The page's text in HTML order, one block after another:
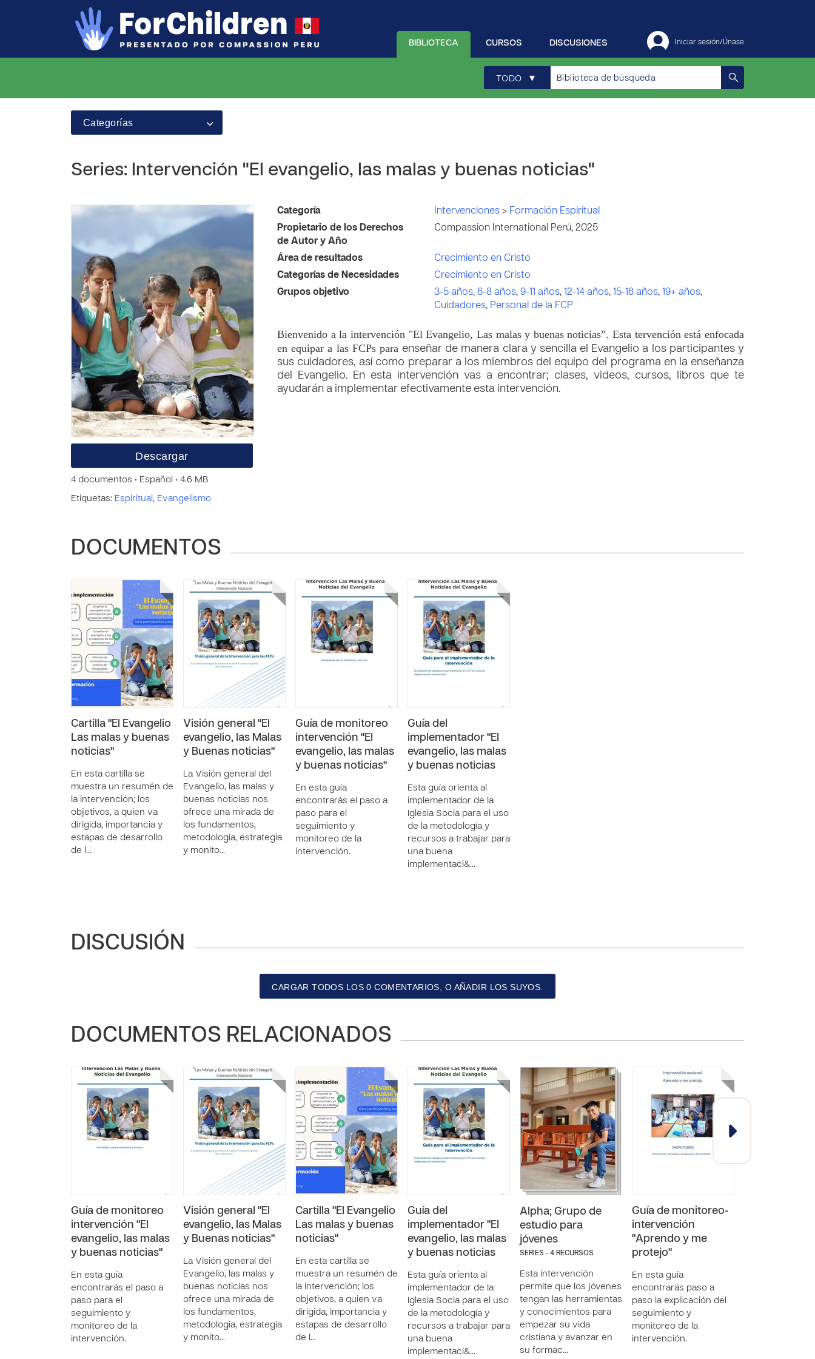
Iniciar sesión/Únase
DISCUSIONES
CURSOS
BIBLIOTECA
TODO ▾
Categorías
Series: Intervención "El evangelio, las malas y buenas noticias"
Descargar
4 documentos • Español • 4.6 MB
Etiquetas: Espiritual , Evangelismo
Categoría Intervenciones > Formación Espiritual
Propietario de los Derechos
de Autor y Año
Compassion International Perú, 2025
Área de resultados
Crecimiento en Cristo
Categorías de Necesidades
Crecimiento en Cristo
Grupos objetivo
3-5 años, 6-8 años, 9-11 años, 12-14 años, 15-18 años, 19+ años,
Cuidadores, Personal de la FCP
Bienvenido a la intervención "El Evangelio, Las malas y buenas noticias”. Esta tervención está enfocada
en equipar a las FCPs para enseñar de manera clara y sencilla el Evangelio a los participantes y
sus cuidadores, así como preparar a los miembros del equipo del programa en la enseñanza
del Evangelio. En esta intervención vas a encontrar; clases, videos, cursos, libros que te
ayudarán a implementar efectivamente esta intervención.
DOCUMENTOS
Cartilla "El Evangelio
Las malas y buenas
noticias"
En esta cartilla se
muestra un resumén de
la intervención; los
objetivos, a quien va
dirigida, importancia y
estapas de desarrollo
de l…
Visión general "El
evangelio, las Malas
y Buenas noticias"
La Visión general del
Evangelio, las malas y
buenas noticias nos
ofrece una mirada de
los fundamentos,
metodología, estrategia
y monito…
Guía de monitoreo
intervención "El
evangelio, las malas
y buenas noticias"
En esta guía
encontrarás el paso a
paso para el
seguimiento y
monitoreo de la
intervención.
Guía del
implementador "El
evangelio, las malas
y buenas noticias
Esta guía orienta al
implementador de la
Iglesia Socia para el uso
de la metodología y
recursos a trabajar para
una buena
implementaci&…
DISCUSIÓN
CARGAR TODOS LOS 0 COMENTARIOS, O AÑADIR LOS SUYOS.
DOCUMENTOS RELACIONADOS
Guía de monitoreo
intervención "El
evangelio, las malas
y buenas noticias"
En esta guía
encontrarás el paso a
paso para el
seguimiento y
monitoreo de la
intervención.
Visión general "El
evangelio, las Malas
y Buenas noticias"
La Visión general del
Evangelio, las malas y
buenas noticias nos
ofrece una mirada de
los fundamentos,
metodología, estrategia
y monito…
Cartilla "El Evangelio
Las malas y buenas
noticias"
En esta cartilla se
muestra un resumén de
la intervención; los
objetivos, a quien va
dirigida, importancia y
estapas de desarrollo
de l…
Guía del
implementador "El
evangelio, las malas
y buenas noticias
Esta guía orienta al
implementador de la
Iglesia Socia para el uso
de la metodología y
recursos a trabajar para
una buena
implementaci&…
Alpha; Grupo de
estudio para
jóvenes
SERIES - 4 RECURSOS
Esta intervención
permite que los jóvenes
tengan las herramientas
y conocimientos para
empezar su vida
cristiana y avanzar en
su formac…
Guía de monitoreo-
intervención
"Aprendo y me
protejo"
En esta guía
encontrarás paso a
paso la explicación del
seguimiento y
monitoreo de la
intervención.